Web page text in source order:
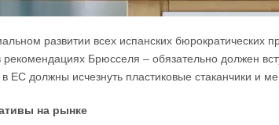
развитии всех испанских бюрократических
рекомендациях Брюсселя – обязательно должен
в ЕС должны исчезнуть пластиковые стаканчики и
на рынке